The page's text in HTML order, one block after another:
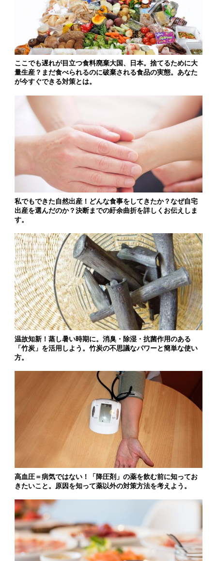
ここでも遅れが目立つ食料廃棄大国、日本。捨てるために大
量生産？まだ食べられるのに破棄される食品の実態。あなた
が今すぐできる対策とは。
私でもできた自然出産！どんな食事をしてきたか？なぜ自宅
出産を選んだのか？決断までの紆余曲折を詳しくお伝えしま
す。
温故知新！蒸し暑い時期に。消臭・除湿・抗菌作用のある
「竹炭」を活用しよう。竹炭の不思議なパワーと簡単な使い
方。
高血圧＝病気ではない！「降圧剤」の薬を飲む前に知ってお
きたいこと。原因を知って薬以外の対策方法を考えよう。